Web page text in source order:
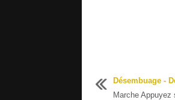
Désembuage -
Marche Appuyez